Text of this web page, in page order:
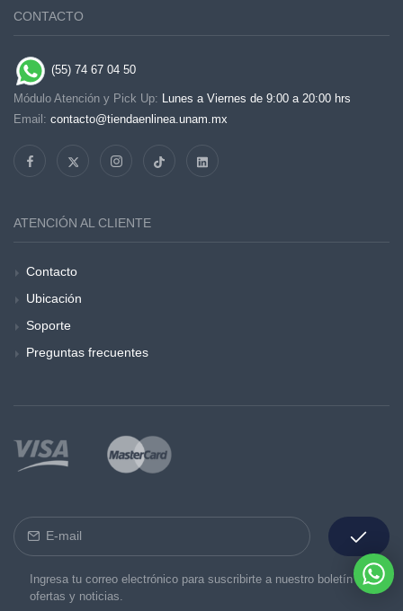
CONTACTO
(55) 74 67 04 50
Módulo Atención y Pick Up: Lunes a Viernes de 9:00 a 20:00 hrs
Email: contacto@tiendaenlinea.unam.mx
ATENCIÓN AL CLIENTE
Contacto
Ubicación
Soporte
Preguntas frecuentes
Ingresa tu correo electrónico para suscribirte a nuestro boletín de
ofertas y noticias.